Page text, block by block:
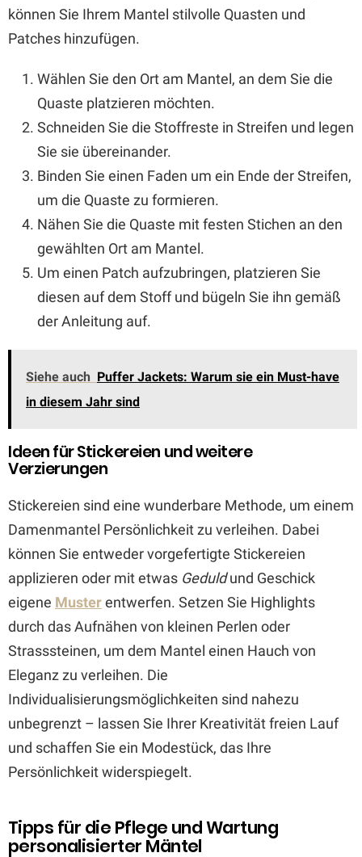
können Sie Ihrem Mantel stilvolle Quasten und
Patches hinzufügen.
Wählen Sie den Ort am Mantel, an dem Sie die
Quaste platzieren möchten.
Schneiden Sie die Stoffreste in Streifen und legen
Sie sie übereinander.
Binden Sie einen Faden um ein Ende der Streifen,
um die Quaste zu formieren.
Nähen Sie die Quaste mit festen Stichen an den
gewählten Ort am Mantel.
Um einen Patch aufzubringen, platzieren Sie
diesen auf dem Stoff und bügeln Sie ihn gemäß
der Anleitung auf.
Siehe auch Puffer Jackets: Warum sie ein Must-have
in diesem Jahr sind
Ideen für Stickereien und weitere
Verzierungen
Stickereien sind eine wunderbare Methode, um einem
Damenmantel Persönlichkeit zu verleihen. Dabei
können Sie entweder vorgefertigte Stickereien
applizieren oder mit etwas Geduldund Geschick
eigene Musterentwerfen. Setzen Sie Highlights
durch das Aufnähen von kleinen Perlen oder
Strasssteinen, um dem Mantel einen Hauch von
Eleganz zu verleihen. Die
Individualisierungsmöglichkeiten sind nahezu
unbegrenzt – lassen Sie Ihrer Kreativität freien Lauf
und schaffen Sie ein Modestück, das Ihre
Persönlichkeit widerspiegelt.
Tipps für die Pflege und Wartung
personalisierter Mäntel